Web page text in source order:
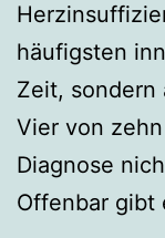
häufigsten
Zeit, sondern
Vier von
Diagnose
Offenbar gibt